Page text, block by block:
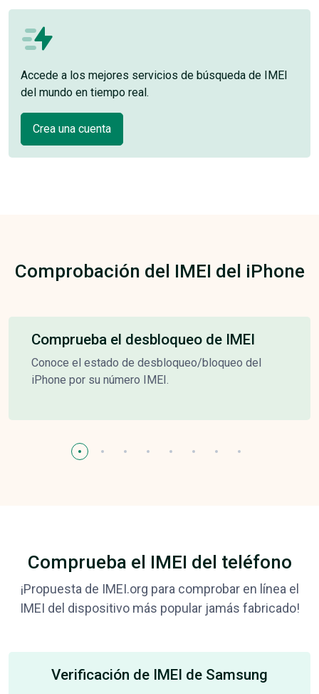
Accede a los mejores servicios de búsqueda de IMEI
del mundo en tiempo real.
Crea una cuenta
Comprobación del IMEI del iPhone
Comprueba el desbloqueo de IMEI
Conoce el estado de desbloqueo/bloqueo del
iPhone por su número IMEI.
Comprueba el IMEI del teléfono
¡Propuesta de IMEI.org para comprobar en línea el
IMEI del dispositivo más popular jamás fabricado!
Verificación de IMEI de Samsung